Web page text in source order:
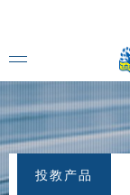
投教产品